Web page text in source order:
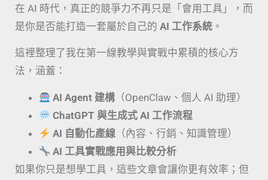
在 AI 時代，真正的競爭力不再只是「會用工具」，而
是你是否能打造一套屬於自己的 AI 工作系統 。
這裡整理了我在第一線教學與實戰中累積的核心方
法，涵蓋：
AI Agent 建構 （OpenClaw、個人 AI 助理）
ChatGPT 與生成式 AI 工作流程
AI 自動化產線 （內容、行銷、知識管理）
AI 工具實戰應用與比較分析
如果你只是想學工具，這些文章會讓你更有效率；但